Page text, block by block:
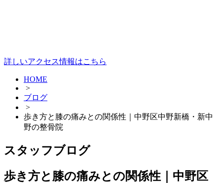
詳しいアクセス情報はこちら
HOME
>
ブログ
>
歩き方と膝の痛みとの関係性｜中野区中野新橋・新中
野の整骨院
スタッフブログ
歩き方と膝の痛みとの関係性｜中野区